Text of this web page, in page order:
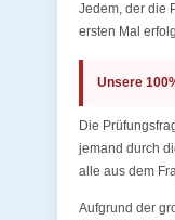
Jedem, der die
ersten Mal
Unsere
Die
jemand durch
alle aus dem
Aufgrund der